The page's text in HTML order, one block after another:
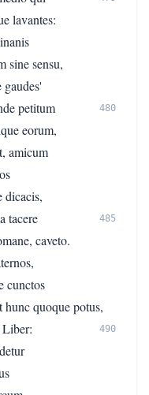
lavantes:
sine sensu,
petitum
480
eorum,
amicum
dicacis,
tacere
485
caveto.
cunctos
hunc quoque potus,
Liber:
490